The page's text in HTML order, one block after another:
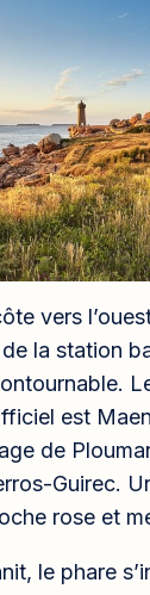
vers
la station
est
de
Guirec.
rose et
le phare